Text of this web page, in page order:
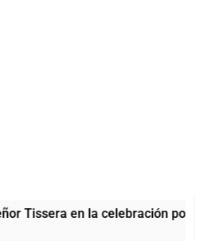
Tissera en la celebración por